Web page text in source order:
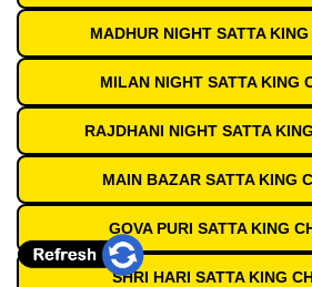
MADHUR NIGHT SATTA
MILAN NIGHT SATTA KING
RAJDHANI NIGHT SATTA
MAIN BAZAR SATTA KING
GOVA PURI SATTA KING
SHRI HARI SATTA KING